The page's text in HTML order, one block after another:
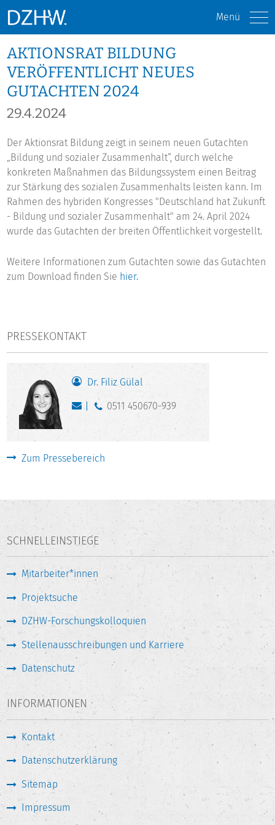
Menü
AKTIONSRAT BILDUNG
VERÖFFENTLICHT NEUES
GUTACHTEN 2024
29.4.2024
Der Aktionsrat Bildung zeigt in seinem neuen Gutachten
„Bildung und sozialer Zusammenhalt“, durch welche
konkreten Maßnahmen das Bildungssystem einen Beitrag
zur Stärkung des sozialen Zusammenhalts leisten kann. Im
Rahmen des hybriden Kongresses "Deutschland hat Zukunft
- Bildung und sozialer Zusammenhalt" am 24. April 2024
wurde das Gutachten der breiten Öffentlichkeit vorgestellt.
Weitere Informationen zum Gutachten sowie das Gutachten
zum Download finden Sie hier.
PRESSEKONTAKT
Dr. Filiz Gülal
0511 450670-939
Zum Pressebereich
SCHNELLEINSTIEGE
Mitarbeiter*innen
Projektsuche
DZHW-Forschungskolloquien
Stellenausschreibungen und Karriere
Datenschutz
INFORMATIONEN
Kontakt
Datenschutzerklärung
Sitemap
Impressum